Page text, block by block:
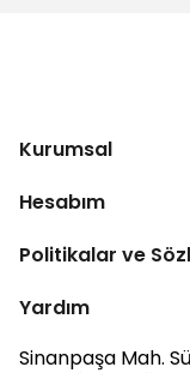
Kurumsal
Hesabım
Politikalar ve
Yardım
Sinanpaşa Mah.